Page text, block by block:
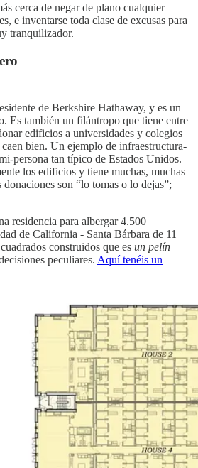
cerca de negar de plano cualquier
e inventarse toda clase de excusas para
tranquilizador.
de Berkshire Hathaway, y es un
Es también un filántropo que tiene entre
edificios a universidades y colegios
bien. Un ejemplo de infraestructura-
persona tan típico de Estados Unidos.
los edificios y tiene muchas, muchas
son “lo tomas o lo dejas”;
residencia para albergar 4.500
de California - Santa Bárbara de 11
construidos que es un pelín
peculiares. Aquí tenéis un